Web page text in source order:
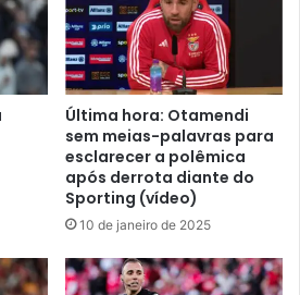
Última hora: Otamendi
sem meias-palavras para
esclarecer a polêmica
após derrota diante do
Sporting (vídeo)
10 de janeiro de 2025